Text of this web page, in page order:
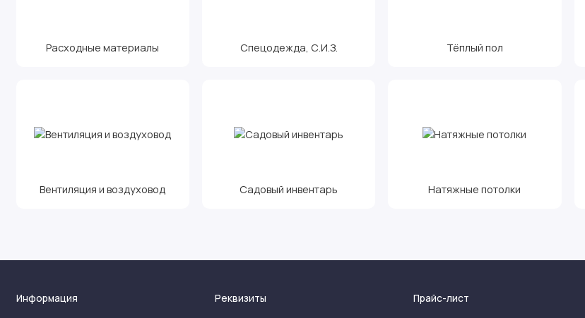
Расходные материалы Спецодежда, С.И.З. Тёплый пол
Вентиляция и воздуховод Садовый инвентарь Натяжные потолки
Информация Реквизиты Прайс-лист